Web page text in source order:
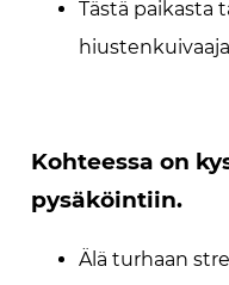
Tästä paikasta
Kohteessa on
pysäköintiin.
Älä turhaan